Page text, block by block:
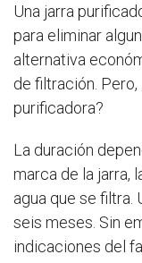
Una jarra
para eliminar
alternativa
de filtración.
purificadora?
La duración
marca de la jarra,
agua que se filtra.
seis meses. Sin
indicaciones del